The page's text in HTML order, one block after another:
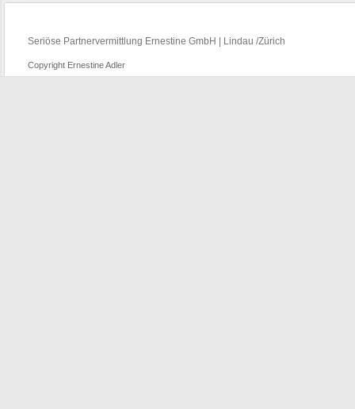
Seriöse Partnervermittlung Ernestine GmbH | Lindau /Zürich
Copyright Ernestine Adler